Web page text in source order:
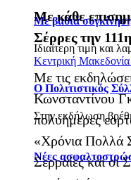
Με βαθιά
Ιδιαίτερη τιμή και
Κεντρική Μακεδονία
Ο Πολιτιστικός
Στην εκδήλωση
Νέες
Με κάθε
Σέρρες την
Με τις
Κωνσταντίνου
πολυήμερες
«Χρόνια Πολλά
Σερραίες και οι